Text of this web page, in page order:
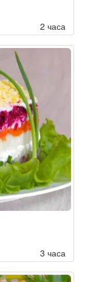
2 часа
3 часа